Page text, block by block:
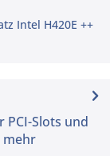
Intel H420E ++
PCI-Slots und
mehr